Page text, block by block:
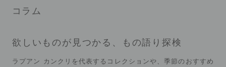
コラム
欲しいものが見つかる、もの語り探検
ラプアン カンクリを代表するコレクションや、季節のおすすめ